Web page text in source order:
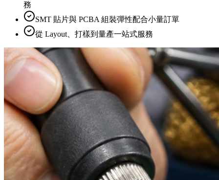
務
SMT 貼片與 PCBA 組裝彈性配合小量訂單
從 Layout、打樣到量產一站式服務